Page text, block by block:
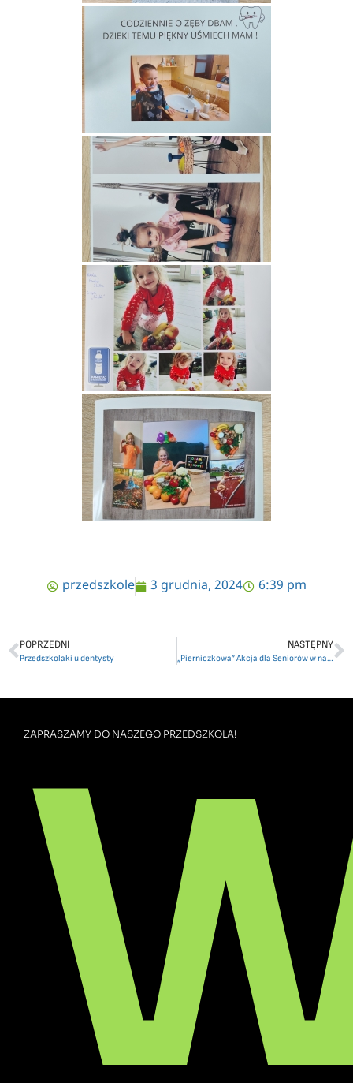
przedszkole 3 grudnia, 2024 6:39 pm
POPRZEDNI
Przedszkolaki u dentysty
NASTĘPNY
„Pierniczkowa” Akcja dla Seniorów w naszym Przedszkolu
ZAPRASZAMY DO NASZEGO PRZEDSZKOLA!